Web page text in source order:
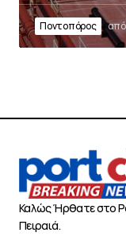
Ποντοπόρος από
Καλώς Ήρθατε στο
Πειραιά.